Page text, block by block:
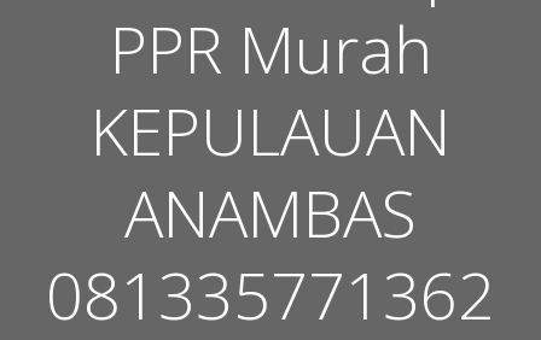
PPR Murah
KEPULAUAN
ANAMBAS
081335771362